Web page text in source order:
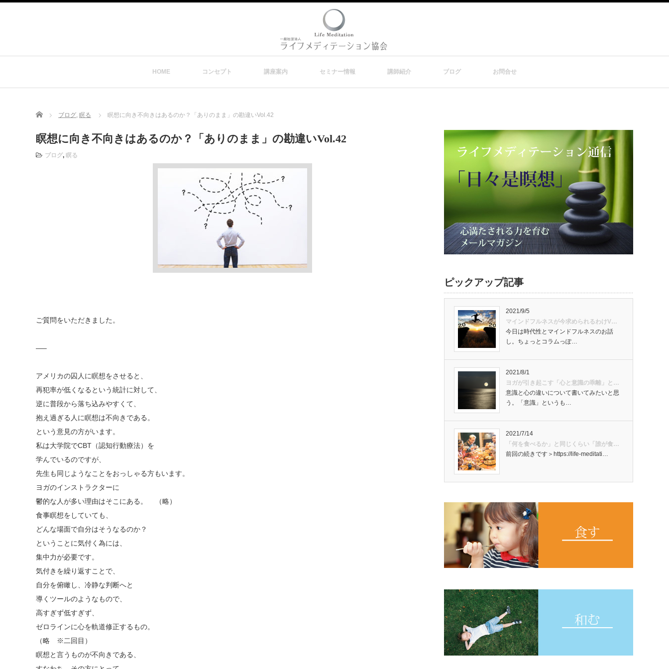
HOME コンセプト 講座案内 セミナー情報 講師紹介 ブログ お問合せ
Home ブログ, 瞑る 瞑想に向き不向きはあるのか？「ありのまま」の勘違いVol.42
瞑想に向き不向きはあるのか？「ありのまま」の勘違いVol.42
ブログ, 瞑る
ご質問をいただきました。
—–
アメリカの囚人に瞑想をさせると、
再犯率が低くなるという統計に対して、
逆に普段から落ち込みやすくて、
抱え過ぎる人に瞑想は不向きである。
という意見の方がいます。
私は大学院でCBT（認知行動療法）を
学んでいるのですが、
先生も同じようなことをおっしゃる方もいます。
ヨガのインストラクターに
鬱的な人が多い理由はそこにある。 （略）
食事瞑想をしていても、
どんな場面で自分はそうなるのか？
ということに気付く為には、
集中力が必要です。
気付きを繰り返すことで、
自分を俯瞰し、冷静な判断へと
導くツールのようなもので、
高すぎず低すぎず、
ゼロラインに心を軌道修正するもの。
（略 ※二回目）
瞑想と言うものが不向きである、
ピックアップ記事
2021/9/5
マインドフルネスが今求められるわけV…
今日は時代性とマインドフルネスのお話
し。ちょっとコラムっぽ…
2021/8/1
ヨガが引き起こす「心と意識の乖離」と…
意識と心の違いについて書いてみたいと思
う。「意識」というも…
2021/7/14
「何を食べるか」と同じくらい「誰が食…
前回の続きです＞https://life-meditati…